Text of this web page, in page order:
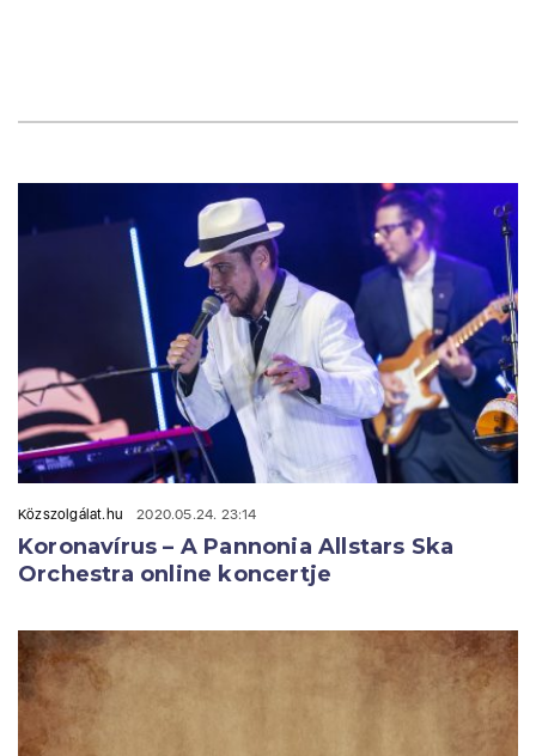
Közszolgálat.hu 2020.05.24. 23:14
Koronavírus – A Pannonia Allstars Ska
Orchestra online koncertje